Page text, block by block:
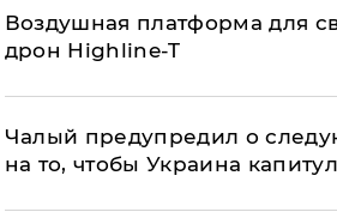
Воздушная платформа для
дрон Highline-T
Чалый предупредил о
на то, чтобы Украина